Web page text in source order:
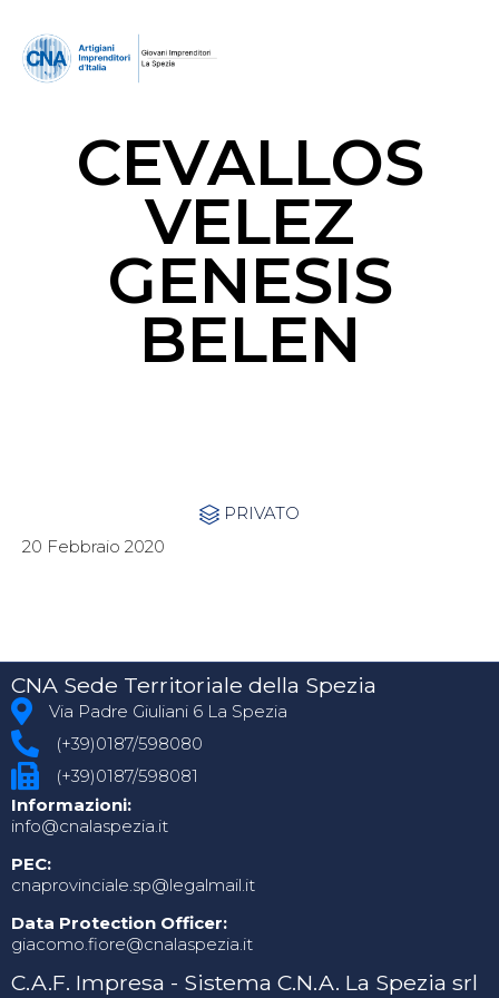
CEVALLOS
VELEZ
GENESIS
BELEN
 Category
PRIVATO
20 Febbraio 2020
CNA Sede Territoriale della Spezia
Via Padre Giuliani 6 La Spezia
(+39)0187/598080
(+39)0187/598081
Informazioni:
info@cnalaspezia.it
PEC:
cnaprovinciale.sp@legalmail.it
Data Protection Officer:
giacomo.fiore@cnalaspezia.it
C.A.F. Impresa - Sistema C.N.A. La Spezia srl